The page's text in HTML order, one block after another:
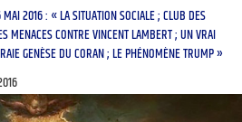
2016 : « LA SITUATION SOCIALE ; CLUB DES
MENACES CONTRE VINCENT LAMBERT ; UN VRAI
GENÈSE DU CORAN ; LE PHÉNOMÈNE TRUMP »